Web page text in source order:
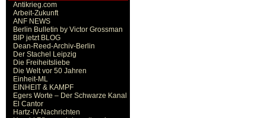
Antikrieg.com
Arbeit-Zukunft
ANF NEWS
Berlin Bulletin by Victor Grossman
BIP jetzt BLOG
Dean-Reed-Archiv-Berlin
Der Stachel Leipzig
Die Freiheitsliebe
Die Welt vor 50 Jahren
Einheit-ML
EINHEIT & KAMPF
Egers Worte – Der Schwarze Kanal
El Cantor
Hartz-IV-Nachrichten